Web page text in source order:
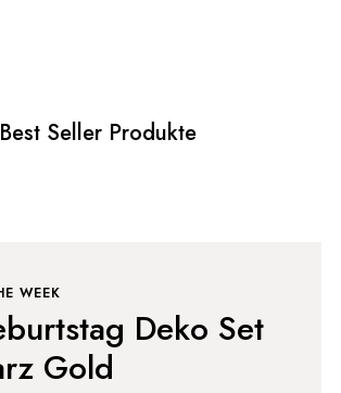
Best Seller Produkte
WEEK
Deko Set
Gold